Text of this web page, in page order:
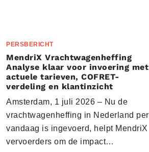
PERSBERICHT
MendriX Vrachtwagenheffing
Analyse klaar voor invoering met
actuele tarieven, COFRET-
verdeling en klantinzicht
Amsterdam, 1 juli 2026 – Nu de
vrachtwagenheffing in Nederland per
vandaag is ingevoerd, helpt MendriX
vervoerders om de impact…